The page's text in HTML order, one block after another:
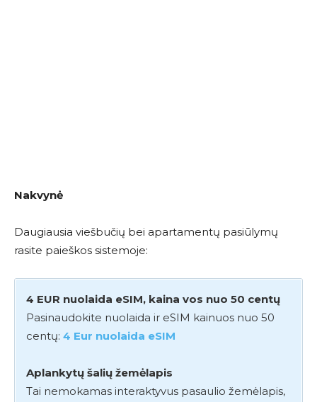
Nakvynė
Daugiausia viešbučių bei apartamentų pasiūlymų
rasite paieškos sistemoje:
4 EUR nuolaida eSIM, kaina vos nuo 50 centų
Pasinaudokite nuolaida ir eSIM kainuos nuo 50
centų: 4 Eur nuolaida eSIM
Aplankytų šalių žemėlapis
Tai nemokamas interaktyvus pasaulio žemėlapis,